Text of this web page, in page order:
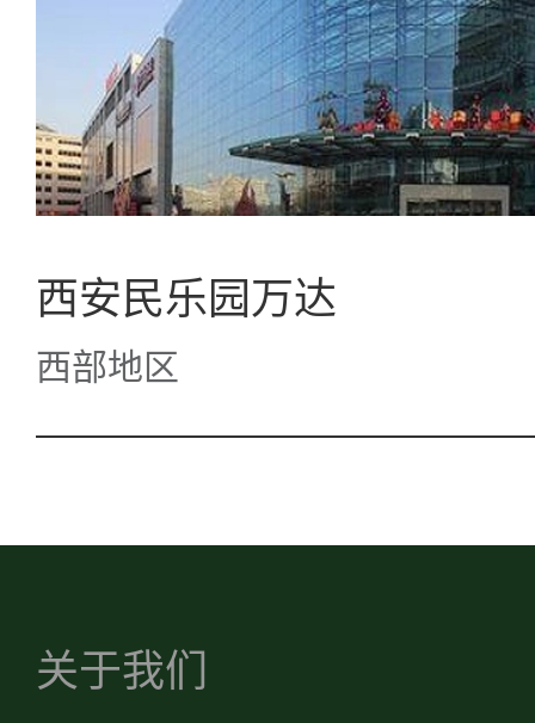
西安民乐园万达
西部地区
关于我们